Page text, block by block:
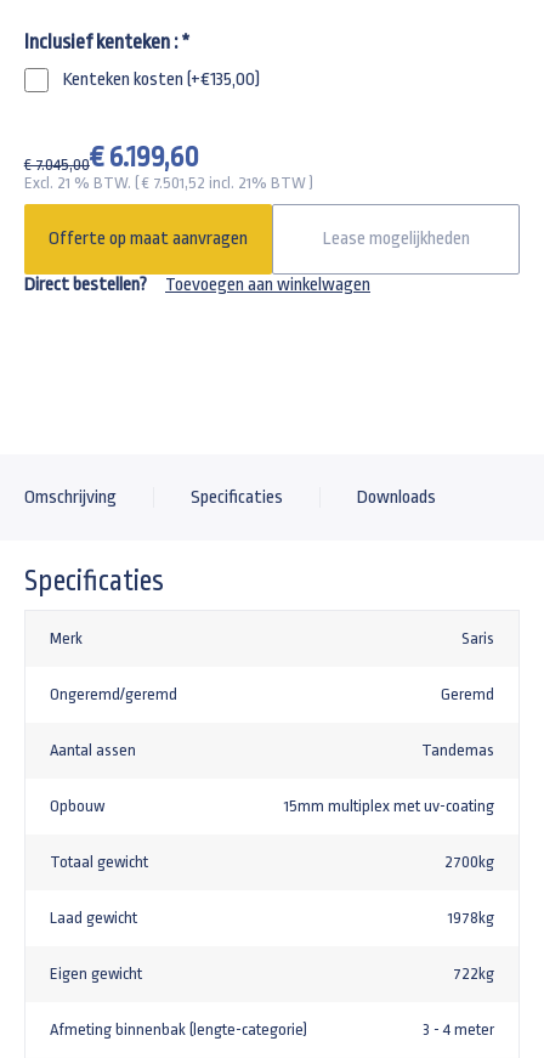
+29,95
Inclusief kenteken :*
Kenteken kosten (+€135,00)
€ 7.045,00€ 6.199,60
Excl. 21 % BTW. ( € 7.501,52 incl. 21% BTW )
Offerte op maat aanvragen Lease mogelijkheden
Direct bestellen? Toevoegen aan winkelwagen
Omschrijving Specificaties Downloads
Specificaties
Merk Saris
Ongeremd/geremd Geremd
Aantal assen Tandemas
Opbouw 15mm multiplex met uv-coating
Totaal gewicht 2700kg
Laad gewicht 1978kg
Eigen gewicht 722kg
Afmeting binnenbak (lengte-categorie) 3 - 4 meter